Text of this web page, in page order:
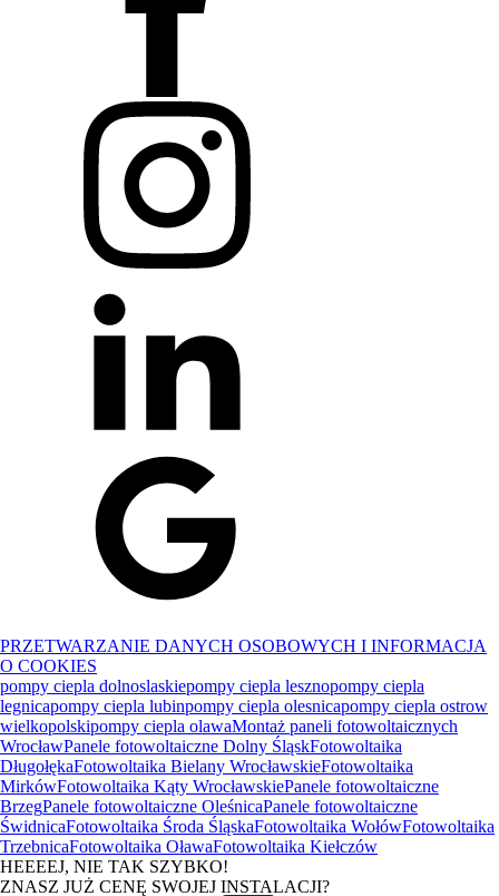
PRZETWARZANIE DANYCH OSOBOWYCH I INFORMACJA
O COOKIES
pompy ciepla dolnoslaskiepompy ciepla lesznopompy ciepla
legnicapompy ciepla lubinpompy ciepla olesnicapompy ciepla ostrow
wielkopolskipompy ciepla olawaMontaż paneli fotowoltaicznych
WrocławPanele fotowoltaiczne Dolny ŚląskFotowoltaika
DługołękaFotowoltaika Bielany WrocławskieFotowoltaika
MirkówFotowoltaika Kąty WrocławskiePanele fotowoltaiczne
BrzegPanele fotowoltaiczne OleśnicaPanele fotowoltaiczne
ŚwidnicaFotowoltaika Środa ŚląskaFotowoltaika WołówFotowoltaika
TrzebnicaFotowoltaika OławaFotowoltaika Kiełczów
HEEEEJ, NIE TAK SZYBKO!
ZNASZ JUŻ CENĘ SWOJEJ INSTALACJI?